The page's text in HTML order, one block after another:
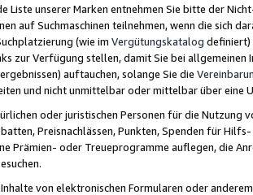
Liste unserer Marken entnehmen Sie bitte der
auf Suchmaschinen teilnehmen, wenn die sich
(wie im Vergütungskatalog definiert)
zur Verfügung stellen, damit Sie bei
auftauchen, solange Sie die
und nicht unmittelbar oder mittelbar über eine
oder juristischen Personen für die Nutzung
Preisnachlässen, Punkten, Spenden für
Prämien- oder Treueprogramme auflegen, die
von elektronischen Formularen oder